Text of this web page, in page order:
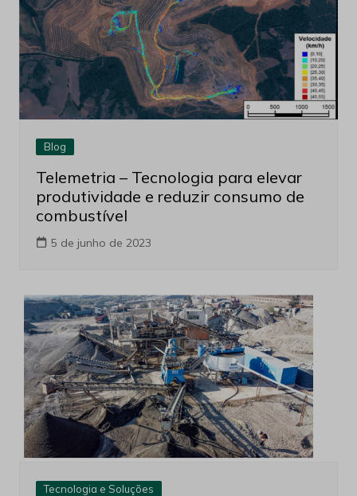
Blog
Telemetria – Tecnologia para elevar
produtividade e reduzir consumo de
combustível
5 de junho de 2023
Tecnologia e Soluções